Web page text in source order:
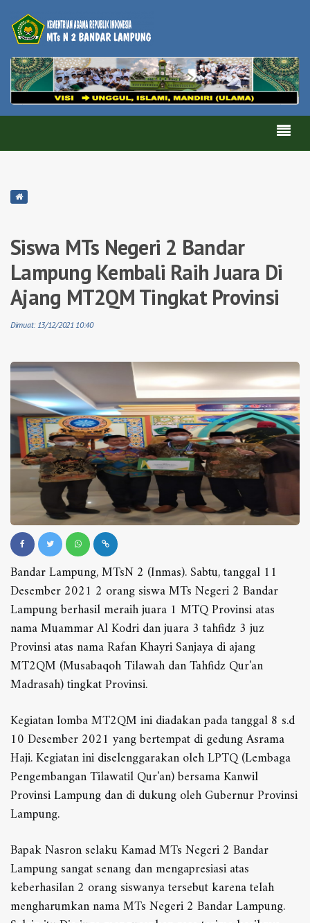
Siswa MTs Negeri 2 Bandar
Lampung Kembali Raih Juara Di
Ajang MT2QM Tingkat Provinsi
Dimuat: 13/12/2021 10:40
Bandar Lampung, MTsN 2 (Inmas). Sabtu, tanggal 11
Desember 2021 2 orang siswa MTs Negeri 2 Bandar
Lampung berhasil meraih juara 1 MTQ Provinsi atas
nama Muammar Al Kodri dan juara 3 tahfidz 3 juz
Provinsi atas nama Rafan Khayri Sanjaya di ajang
MT2QM (Musabaqoh Tilawah dan Tahfidz Qur'an
Madrasah) tingkat Provinsi.
Kegiatan lomba MT2QM ini diadakan pada tanggal 8 s.d
10 Desember 2021 yang bertempat di gedung Asrama
Haji. Kegiatan ini diselenggarakan oleh LPTQ (Lembaga
Pengembangan Tilawatil Qur'an) bersama Kanwil
Provinsi Lampung dan di dukung oleh Gubernur Provinsi
Lampung.
Bapak Nasron selaku Kamad MTs Negeri 2 Bandar
Lampung sangat senang dan mengapresiasi atas
keberhasilan 2 orang siswanya tersebut karena telah
mengharumkan nama MTs Negeri 2 Bandar Lampung.